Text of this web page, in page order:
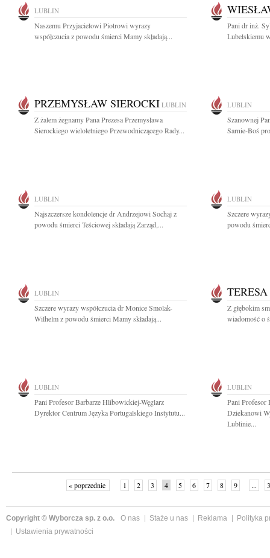
LUBLIN
Naszemu Przyjacielowi Piotrowi wyrazy
współczucia z powodu śmierci Mamy składają...
Pani dr inż.
Lubelskiemu
PRZEMYSŁAW SIEROCKI LUBLIN
Z żalem żegnamy Pana Prezesa Przemysława
Sierockiego wieloletniego Przewodniczącego Rady...
LUBLIN
Szanownej
Sarnie-Boś
LUBLIN
Najszczersze kondolencje dr Andrzejowi Sochaj z
powodu śmierci Teściowej składają Zarząd,...
LUBLIN
Szczere
powodu
LUBLIN
Szczere wyrazy współczucia dr Monice Smolak-
Wilhelm z powodu śmierci Mamy składają...
Z głębokim
wiadomość o
LUBLIN
Pani Profesor Barbarze Hlibowickiej-Węglarz
Dyrektor Centrum Języka Portugalskiego Instytutu...
LUBLIN
Pani Profesor
Dziekanowi
Lublinie...
« poprzednie 1 2 3 4 5 6 7 8 9 ...
Copyright © Wyborcza sp. z o.o. O nas Staże u nas Reklama
Polityka
Ustawienia prywatności